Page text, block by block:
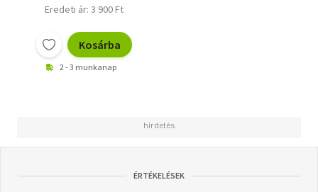
Eredeti ár: 3 900 Ft
Kosárba
2 - 3 munkanap
ÉRTÉKELÉSEK